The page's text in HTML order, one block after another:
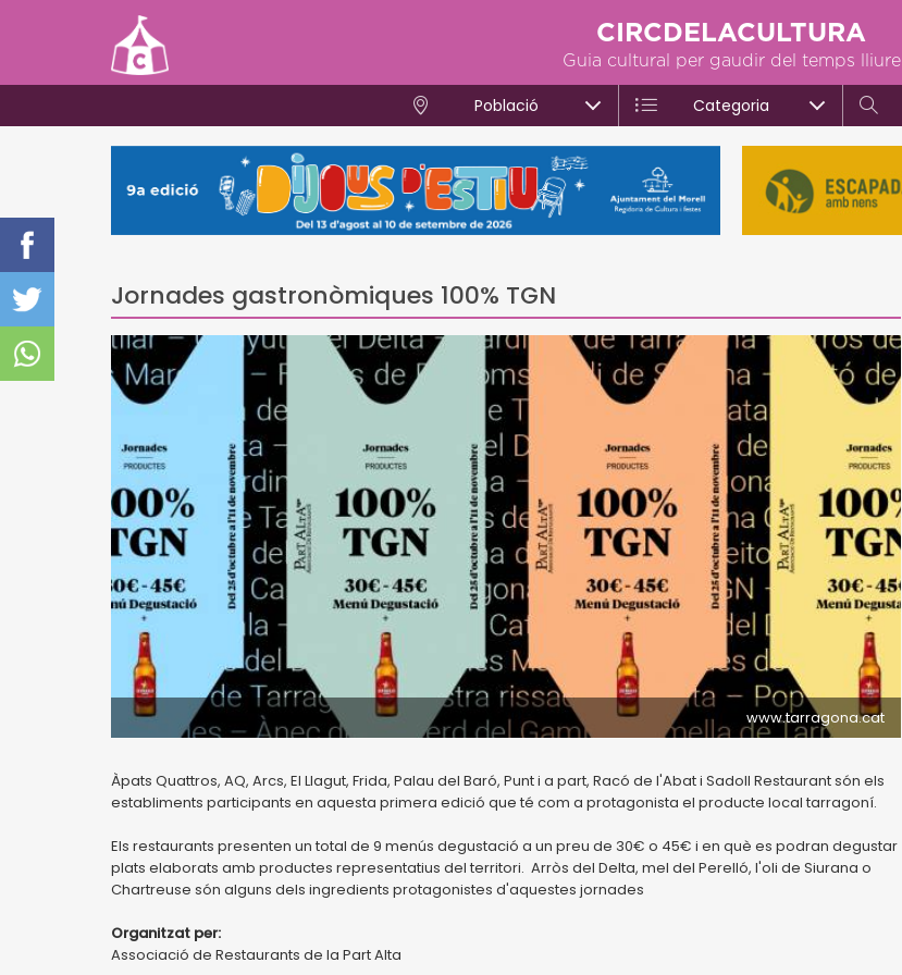
CIRCDELACULTURA
Guia cultural per gaudir del temps lliure
Població Categoria
Jornades gastronòmiques 100% TGN
www.tarragona.cat
Àpats Quattros, AQ, Arcs, El Llagut, Frida, Palau del Baró, Punt i a part, Racó de l'Abat i Sadoll Restaurant són els
establiments participants en aquesta primera edició que té com a protagonista el producte local tarragoní.
Els restaurants presenten un total de 9 menús degustació a un preu de 30€ o 45€ i en què es podran degustar
plats elaborats amb productes representatius del territori. Arròs del Delta, mel del Perelló, l'oli de Siurana o
Chartreuse són alguns dels ingredients protagonistes d'aquestes jornades
Organitzat per:
Associació de Restaurants de la Part Alta